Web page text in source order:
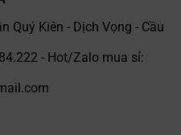
Quý Kiên - Dịch Vọng - Cầu
- Hot/Zalo mua sỉ: